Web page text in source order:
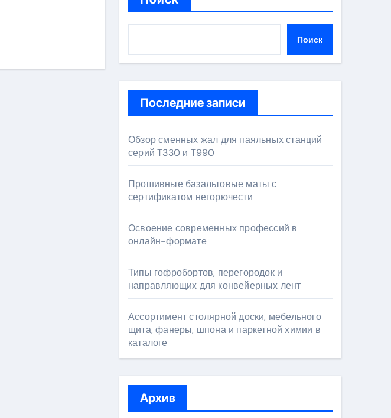
Поиск
Последние записи
Обзор сменных жал для паяльных станций
серий T330 и T990
Прошивные базальтовые маты с
сертификатом негорючести
Освоение современных профессий в
онлайн-формате
Типы гофробортов, перегородок и
направляющих для конвейерных лент
Ассортимент столярной доски, мебельного
щита, фанеры, шпона и паркетной химии в
каталоге
Архив